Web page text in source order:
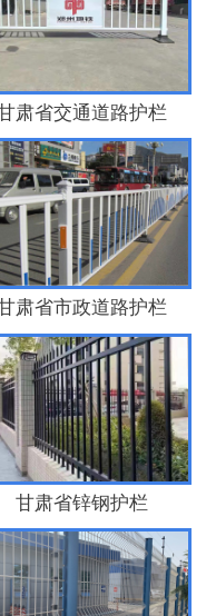
肃省交通道路护栏
肃省市政道路护栏
甘肃省锌钢护栏